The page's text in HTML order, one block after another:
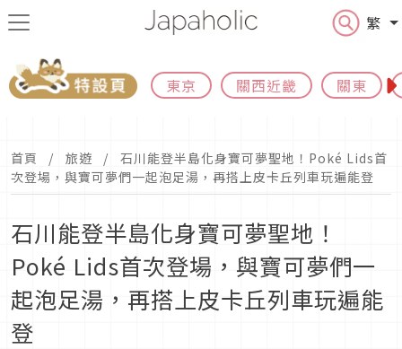
繁
東京 關西近畿 關東
首頁 旅遊
石川能登半島化身寶可夢聖地！Poké Lids首
次登場，與寶可夢們一起泡足湯，再搭上皮卡丘列車玩遍能登
石川能登半島化身寶可夢聖地！
Poké Lids首次登場，與寶可夢們一
起泡足湯，再搭上皮卡丘列車玩遍能
登